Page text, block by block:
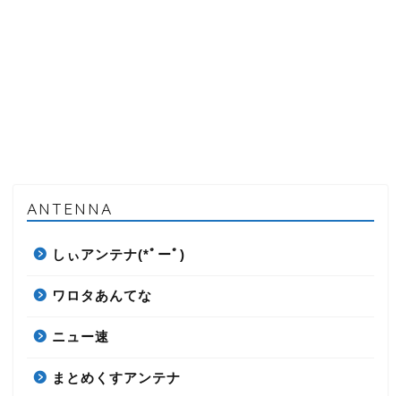
ANTENNA
しぃアンテナ(*ﾟーﾟ)
ワロタあんてな
ニュー速
まとめくすアンテナ